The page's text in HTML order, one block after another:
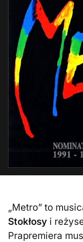
„Metro” to
Stokłosy i
Prapremiera